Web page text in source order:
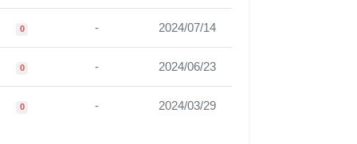
0 - 2024/07/14
0 - 2024/06/23
0 - 2024/03/29